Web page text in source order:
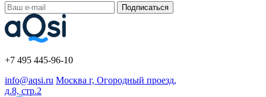
Подписаться
+7 495 445-96-10
info@aqsi.ru Москва г, Огородный проезд,
д.8, стр.2